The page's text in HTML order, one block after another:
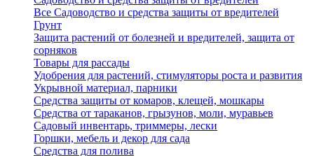
Все Садоводство и средства защиты от вредителей
Грунт
Защита растений от болезней и вредителей, защита от
сорняков
Товары для рассады
Удобрения для растений, стимуляторы роста и развития
Укрывной материал, парники
Средства защиты от комаров, клещей, мошкары
Средства от тараканов, грызунов, моли, муравьев
Садовый инвентарь, триммеры, лески
Горшки, мебель и декор для сада
Средства для полива